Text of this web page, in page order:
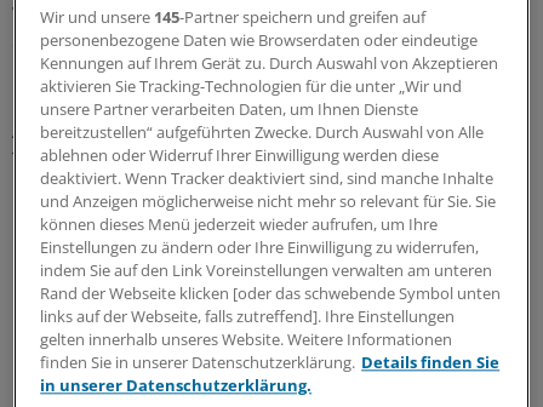
Weltweit sind etwa ein Prozent der Bevölkerung daran
erkrankt. Die französischen Forscher fanden das Virus in
Lymphozyten aus Lymphknoten und im Blut, in frühen
und späten Stadien. Sie wiesen all das nach, was heute
Allgemeinwissen ist: dass das Enzym Reverse
Transkriptase ein direktes Zeichen der Virusreplikation
ist. Dass Partikel des Retrovirus aus den Zellen durch
Knospung freigesetzt werden. Dass HIV nach seinen
morphologischen, biochemischen und
immunologischen Eigenschaften der erste bekannte
Lentivirus ist. Dass er das Immunsystem durch seine
massive Replikation schwächt, indem er die
Lymphozyten schädigt. Dass isolierte Viren
Lymphozyten von gesunden und kranken Spendern
Wir und unsere 145-Partner speichern und greifen auf
personenbezogene Daten wie Browserdaten oder eindeutige
Kennungen auf Ihrem Gerät zu. Durch Auswahl von Akzeptieren
aktivieren Sie Tracking-Technologien für die unter „Wir und
unsere Partner verarbeiten Daten, um Ihnen Dienste
bereitzustellen“ aufgeführten Zwecke. Durch Auswahl von Alle
ablehnen oder Widerruf Ihrer Einwilligung werden diese
deaktiviert. Wenn Tracker deaktiviert sind, sind manche Inhalte
und Anzeigen möglicherweise nicht mehr so relevant für Sie. Sie
können dieses Menü jederzeit wieder aufrufen, um Ihre
Einstellungen zu ändern oder Ihre Einwilligung zu widerrufen,
indem Sie auf den Link Voreinstellungen verwalten am unteren
Rand der Webseite klicken [oder das schwebende Symbol unten
links auf der Webseite, falls zutreffend]. Ihre Einstellungen
gelten innerhalb unseres Website. Weitere Informationen
finden Sie in unserer Datenschutzerklärung. Details finden Sie
in unserer Datenschutzerklärung.